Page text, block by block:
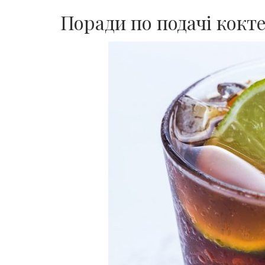
Поради по подачі